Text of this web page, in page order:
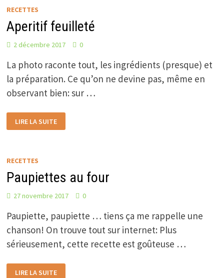
RECETTES
Aperitif feuilleté
2 décembre 2017 0
La photo raconte tout, les ingrédients (presque) et
la préparation. Ce qu’on ne devine pas, même en
observant bien: sur …
FEUILLETÉ
LIRE LA SUITE
RECETTES
Paupiettes au four
27 novembre 2017 0
Paupiette, paupiette … tiens ça me rappelle une
chanson! On trouve tout sur internet: Plus
sérieusement, cette recette est goûteuse …
AU
LIRE LA SUITE